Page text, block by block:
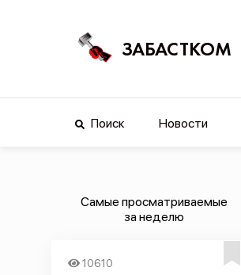
ЗАБАСТКОМ
Поиск Новости
Самые просматриваемые
за неделю
10610